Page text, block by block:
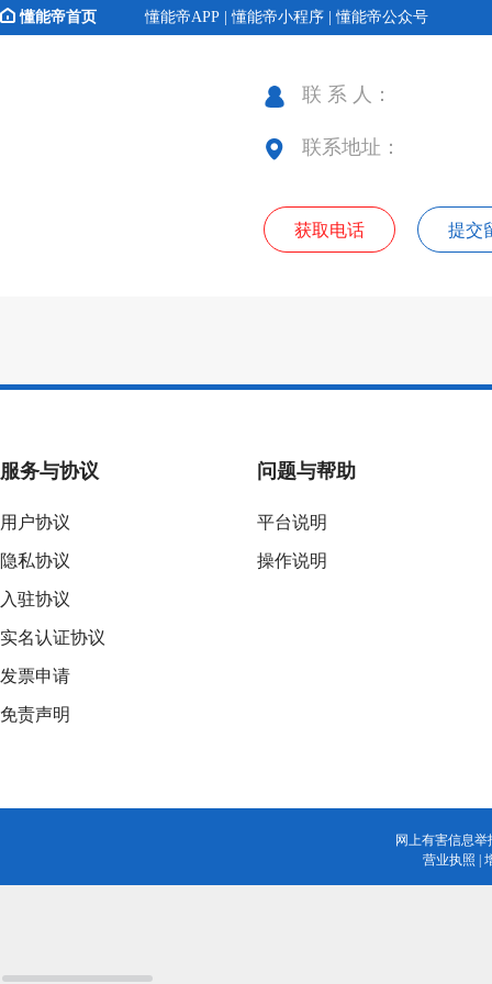
懂能帝首页 懂能帝APP | 懂能帝小程序 | 懂能帝公众号
联 系 人：
联系地址：
获取电话 提交
服务与协议
用户协议
隐私协议
入驻协议
实名认证协议
发票申请
免责声明
问题与帮助
平台说明
操作说明
网上有害信息
营业执照